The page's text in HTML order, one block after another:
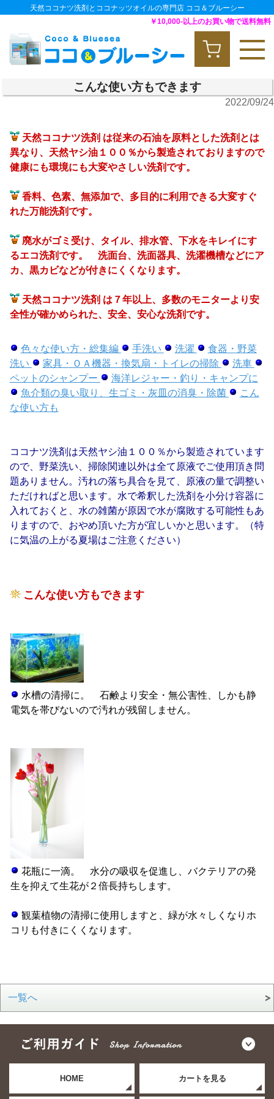
天然ココナツ洗剤とココナッツオイルの専門店 ココ＆ブルーシー
￥10,000-以上のお買い物で送料無料
こんな使い方もできます
2022/09/24
天然ココナツ洗剤 は従来の石油を原料とした洗剤とは
異なり、天然ヤシ油１００％から製造されておりますので
健康にも環境にも大変やさしい洗剤です。
香料、色素、無添加で、多目的に利用できる大変すぐ
れた万能洗剤です。
廃水がゴミ受け、タイル、排水管、下水をキレイにす
るエコ洗剤です。 洗面台、洗面器具、洗濯機槽などにア
カ、黒カビなどが付きにくくなります。
天然ココナツ洗剤 は７年以上、多数のモニターより安
全性が確かめられた、安全、安心な洗剤です。
色々な使い方・総集編 手洗い 洗濯
食器・野菜
洗い
家具・ＯＡ機器・換気扇・トイレの掃除
洗車
ペットのシャンプー
海洋レジャー・釣り・キャンプに
魚介類の臭い取り、生ゴミ・灰皿の消臭・除菌
こん
な使い方も
ココナツ洗剤は天然ヤシ油１００％から製造されています
ので、野菜洗い、掃除関連以外は全て原液でご使用頂き問
題ありません。汚れの落ち具合を見て、原液の量で調整い
ただければと思います。水で希釈した洗剤を小分け容器に
入れておくと、水の雑菌が原因で水が腐敗する可能性もあ
りますので、おやめ頂いた方が宜しいかと思います。（特
に気温の上がる夏場はご注意ください）
こんな使い方もできます
水槽の清掃に。 石鹸より安全・無公害性、しかも静
電気を帯びないので汚れが残留しません。
花瓶に一滴。 水分の吸収を促進し、バクテリアの発
生を抑えて生花が２倍長持ちします。
観葉植物の清掃に使用しますと、緑が水々しくなりホ
コリも付きにくくなります。
一覧へ
HOME カートを見る